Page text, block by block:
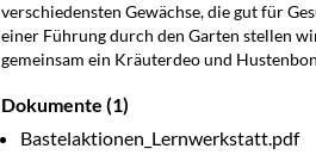
verschiedensten Gewächse, die gut für
einer Führung durch den Garten stellen
gemeinsam ein Kräuterdeo und
Dokumente (1)
Bastelaktionen_Lernwerkstatt.pdf